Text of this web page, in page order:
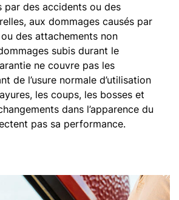
par des accidents ou des
aux dommages causés par
des attachements non
subis durant le
ne couvre pas les
de l’usure normale d’utilisation
les coups, les bosses et
dans l’apparence du
pas sa performance.